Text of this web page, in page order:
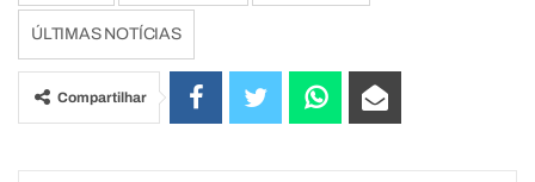
ÚLTIMAS NOTÍCIAS
Compartilhar